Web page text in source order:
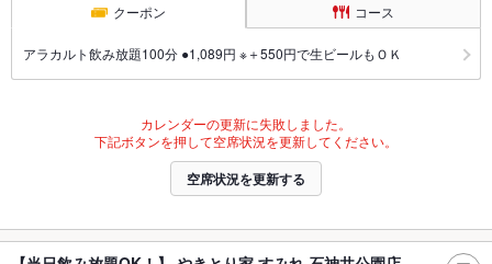
クーポン コース
アラカルト飲み放題100分 ●1,089円 ※＋550円で生ビールもＯＫ
カレンダーの更新に失敗しました。
下記ボタンを押して空席状況を更新してください。
空席状況を更新する